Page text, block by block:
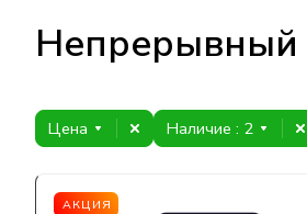
Непрерывный
Цена Наличие : 2
АКЦИЯ